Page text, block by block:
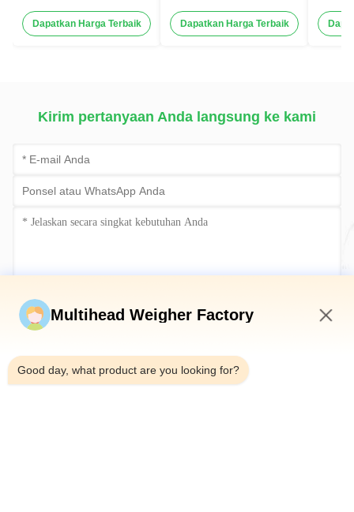
Liquid Filling Sachet
Mustard Packing
Dapatkan Harga Terbaik
Machine Kecepatan
Tinggi 120BPM Mesin
Dapatkan Harga Terbaik
Kirim pertanyaan Anda langsung ke kami
Kirim sekarang
Multihead Weigher Factory
Good day, what product are you looking for?